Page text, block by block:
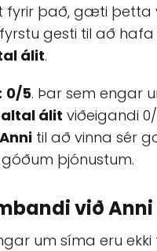
fyrir það, gæti þetta
gesti til að hafa
álit.
0/5. Þar sem engar
álit viðeigandi
Anni til að vinna sér
þjónustum.
við Anni
um síma eru ekki